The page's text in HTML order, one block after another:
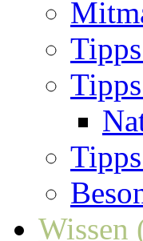
Wissen